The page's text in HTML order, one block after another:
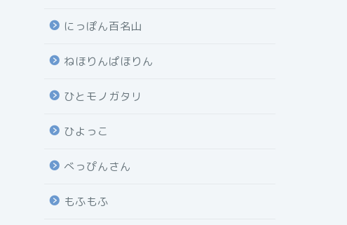
にっぽん百名山
ねほりんぱほりん
ひとモノガタリ
ひよっこ
べっぴんさん
もふもふ